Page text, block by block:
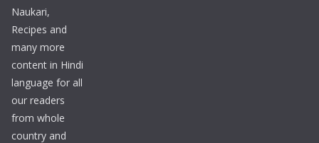
Naukari,
Recipes and
many more
content in Hindi
language for all
our readers
from whole
country and